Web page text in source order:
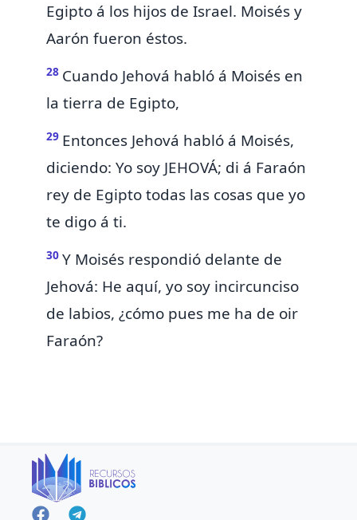
Egipto á los hijos de Israel. Moisés y
Aarón fueron éstos.
28 Cuando Jehová habló á Moisés en
la tierra de Egipto,
29 Entonces Jehová habló á Moisés,
diciendo: Yo soy JEHOVÁ; di á Faraón
rey de Egipto todas las cosas que yo
te digo á ti.
30 Y Moisés respondió delante de
Jehová: He aquí, yo soy incircunciso
de labios, ¿cómo pues me ha de oir
Faraón?